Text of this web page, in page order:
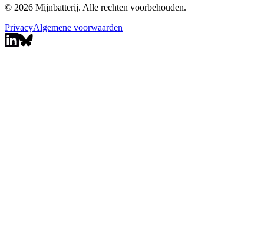
© 2026 Mijnbatterij. Alle rechten voorbehouden.
PrivacyAlgemene voorwaarden